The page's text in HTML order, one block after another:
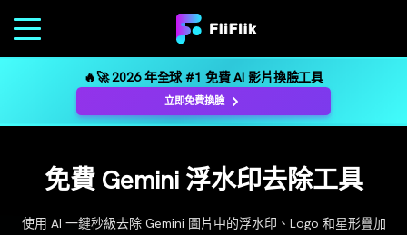
🔥🚀 2026 年全球 #1 免費 AI 影片換臉工具
立即免費換臉
免費 Gemini 浮水印去除工具
使用 AI 一鍵秒級去除 Gemini 圖片中的浮水印、Logo 和星形疊加